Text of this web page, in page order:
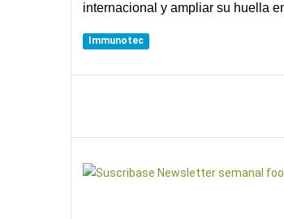
internacional y ampliar su huella
Immunotec